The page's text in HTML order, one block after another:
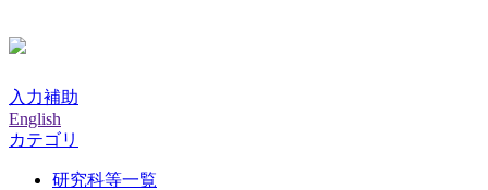
入力補助
English
カテゴリ
研究科等一覧